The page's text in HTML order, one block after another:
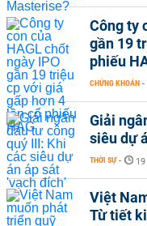
Công ty
gần 19
phiếu
CHỨNG KHOÁN -
Giải
siêu dự
THỜI SỰ -
Việt
Từ tiết